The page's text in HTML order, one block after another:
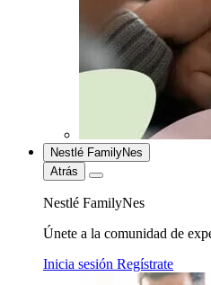
Nestlé FamilyNes
Atrás
Nestlé FamilyNes
Únete a la comunidad de
Inicia sesión Regístrate